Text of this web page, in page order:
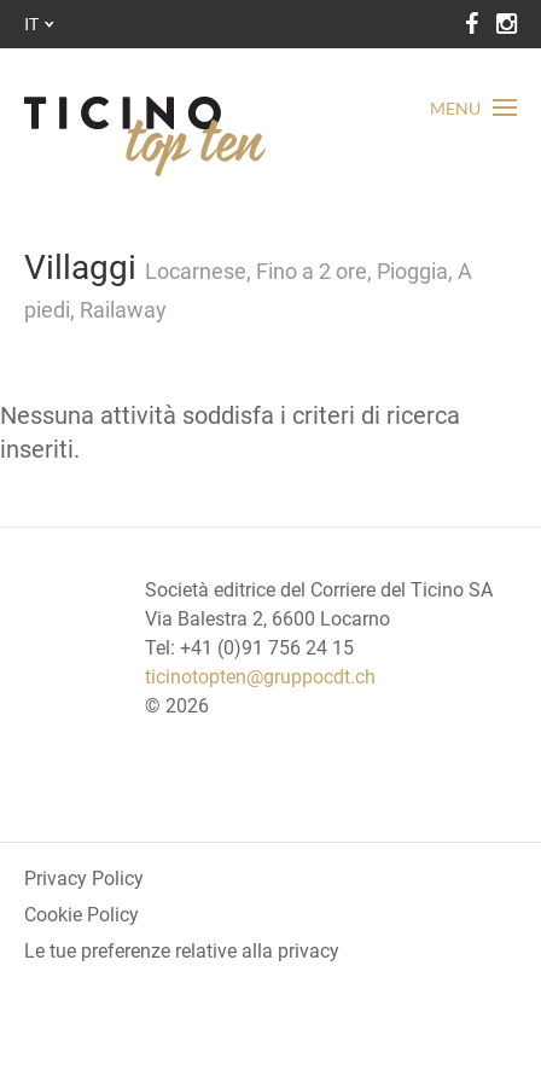
MENU
IT
Villaggi Locarnese, Fino a 2 ore, Pioggia, A
piedi, Railaway
Nessuna attività soddisfa i criteri di ricerca
inseriti.
Società editrice del Corriere del Ticino SA
Via Balestra 2, 6600 Locarno
Tel: +41 (0)91 756 24 15
ticinotopten@gruppocdt.ch
© 2026
Privacy Policy
Cookie Policy
Le tue preferenze relative alla privacy